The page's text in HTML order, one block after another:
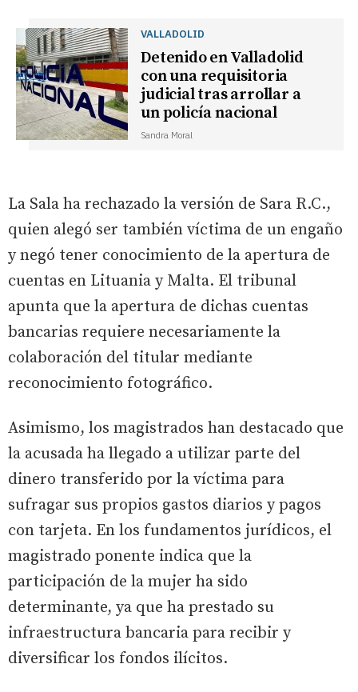
VALLADOLID
Detenido en Valladolid
con una requisitoria
judicial tras arrollar a
un policía nacional
Sandra Moral
La Sala ha rechazado la versión de Sara R.C.,
quien alegó ser también víctima de un engaño
y negó tener conocimiento de la apertura de
cuentas en Lituania y Malta. El tribunal
apunta que la apertura de dichas cuentas
bancarias requiere necesariamente la
colaboración del titular mediante
reconocimiento fotográfico.
Asimismo, los magistrados han destacado que
la acusada ha llegado a utilizar parte del
dinero transferido por la víctima para
sufragar sus propios gastos diarios y pagos
con tarjeta. En los fundamentos jurídicos, el
magistrado ponente indica que la
participación de la mujer ha sido
determinante, ya que ha prestado su
infraestructura bancaria para recibir y
diversificar los fondos ilícitos.